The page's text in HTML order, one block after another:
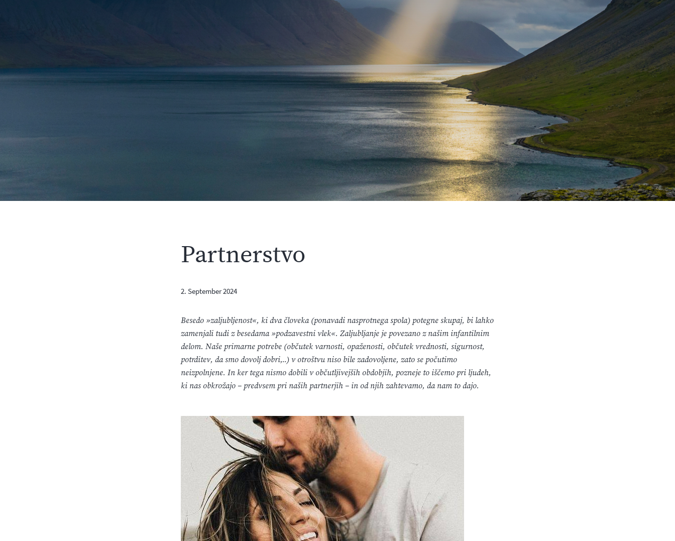
Partnerstvo
2. September 2024
Besedo »zaljubljenost«, ki dva človeka (ponavadi nasprotnega spola) potegne skupaj, bi lahko
zamenjali tudi z besedama »podzavestni vlek«. Zaljubljanje je povezano z našim infantilnim
delom. Naše primarne potrebe (občutek varnosti, opaženosti, občutek vrednosti, sigurnost,
potrditev, da smo dovolj dobri,..) v otroštvu niso bile zadovoljene, zato se počutimo
neizpolnjene. In ker tega nismo dobili v občutljivejših obdobjih, pozneje to iščemo pri ljudeh,
ki nas obkrožajo – predvsem pri naših partnerjih – in od njih zahtevamo, da nam to dajo.